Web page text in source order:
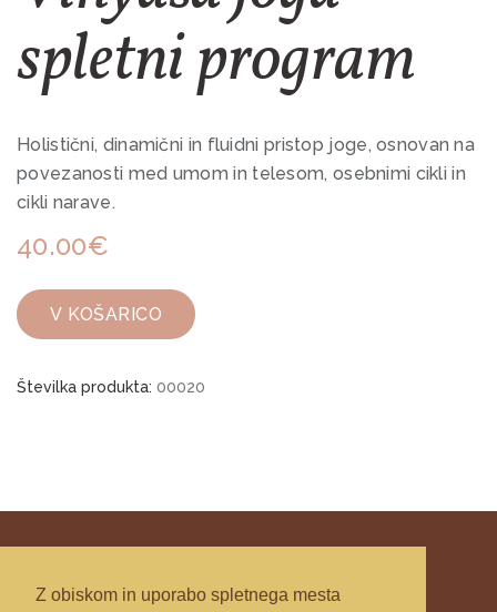
Z obiskom in uporabo spletnega mesta
spletni program
Holistični, dinamični in fluidni pristop joge, osnovan na
povezanosti med umom in telesom, osebnimi cikli in
cikli narave.
40.00€
V KOŠARICO
Številka produkta: 00020